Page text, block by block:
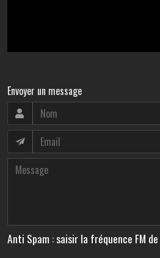
Envoyer un message
Anti Spam : saisir la fréquence FM